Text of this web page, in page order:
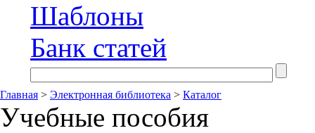
Шаблоны
Банк статей
Главная > Электронная библиотека > Каталог
Учебные пособия